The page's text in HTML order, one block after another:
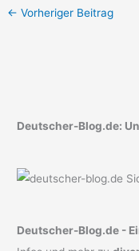
← Vorheriger Beitrag
Deutscher-Blog.de:
Deutscher-Blog.de -